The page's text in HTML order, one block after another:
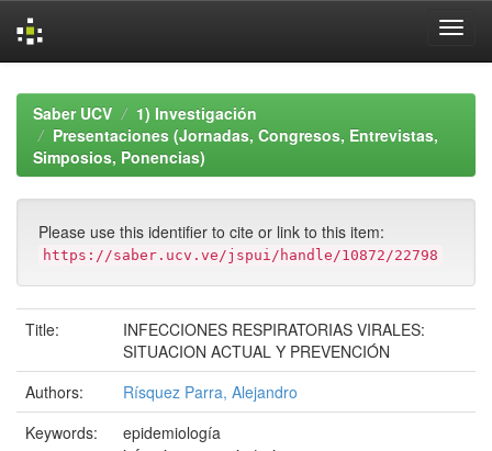
navigationSaber UCV
1) Investigación
Presentaciones (Jornadas, Congresos, Entrevistas,
Simposios, Ponencias)
Please use this identifier to cite or link to this item:
https://saber.ucv.ve/jspui/handle/10872/22798
Title:
INFECCIONES RESPIRATORIAS VIRALES:
SITUACION ACTUAL Y PREVENCIÓN
Authors:
Rísquez Parra, Alejandro
Keywords:
epidemiología